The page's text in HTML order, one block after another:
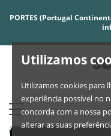
Utilizamos
Utilizamos cookies para
experiência possível no
concorda com a nossa
alterar as suas
PORTES (Portugal